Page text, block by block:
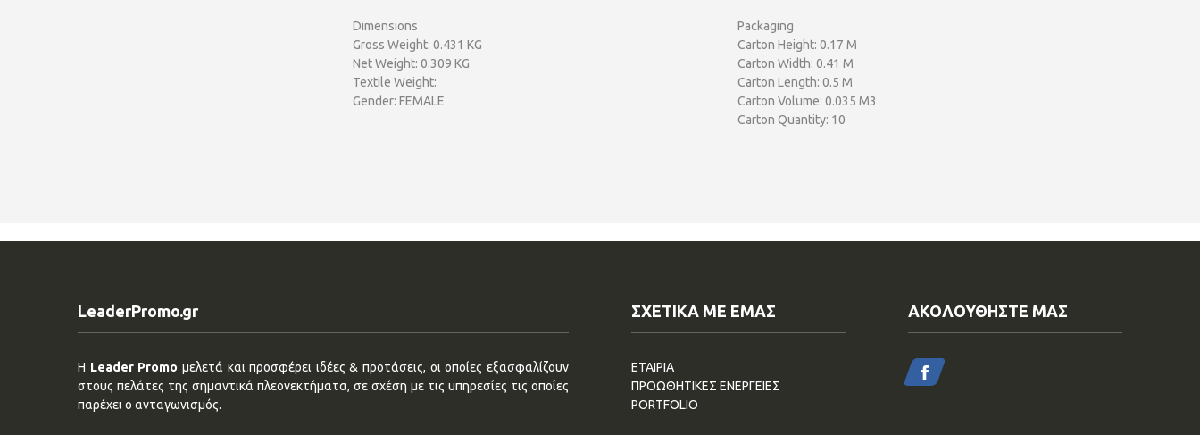
Dimensions
Gross Weight: 0.431 KG
Net Weight: 0.309 KG
Textile Weight:
Gender: FEMALE
Packaging
Carton Height: 0.17 M
Carton Width: 0.41 M
Carton Length: 0.5 M
Carton Volume: 0.035 M3
Carton Quantity: 10
LeaderPromo.gr
Η Leader Promo μελετά και προσφέρει ιδέες & προτάσεις, οι οποίες εξασφαλίζουν
στους πελάτες της σημαντικά πλεονεκτήματα, σε σχέση με τις υπηρεσίες τις οποίες
παρέχει ο ανταγωνισμός.
ΣΧΕΤΙΚΑ ΜΕ ΕΜΑΣ
ΕΤΑΙΡΙΑ
ΠΡΟΩΘΗΤΙΚΕΣ ΕΝΕΡΓΕΙΕΣ
PORTFOLIO
ΑΚΟΛΟΥΘΗΣΤΕ ΜΑΣ